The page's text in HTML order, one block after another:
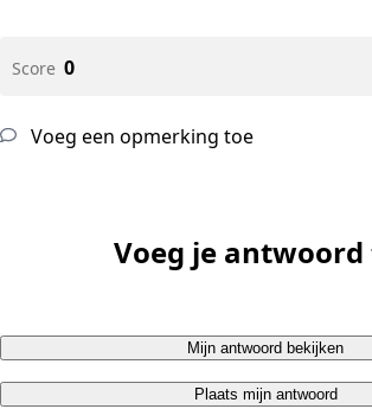
Score 0
Voeg een opmerking toe
Voeg je antwoord
Mijn antwoord bekijken
Plaats mijn antwoord